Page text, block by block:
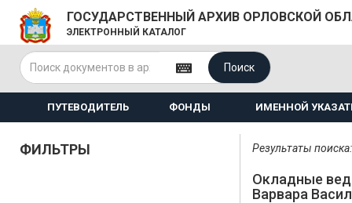
ГОСУДАРСТВЕННЫЙ АРХИВ ОРЛОВСКОЙ
ЭЛЕКТРОННЫЙ КАТАЛОГ
Поиск
ПУТЕВОДИТЕЛЬ ФОНДЫ ИМЕННОЙ
ФИЛЬТРЫ Результаты
Окладные
Варвара